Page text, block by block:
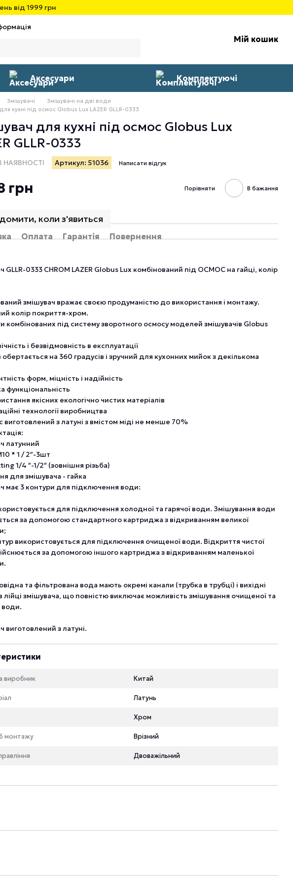
від 1999 грн
Мій кошик
Аксесуари Комплектуючі
Змішувачі
Змішувачі на дві води
кухні під осмос Globus Lux LAZER GLLR-0333
для кухні під осмос Globus Lux
GLLR-0333
НАЯВНОСТІ Артикул: 51036 Написати відгук
грн Порівняти В бажання
коли з'явиться
Оплата Гарантія
Повернення
GLLR-0333 CHROM LAZER Globus Lux комбінований під ОСМОС на гайці, колір
змішувач вражає своєю продуманістю до використання і монтажу.
колір покриття-хром.
комбінованих під систему зворотного осмосу моделей змішувачів Globus
і безвідмовність в експлуатації
на 360 градусів і зручний для кухонних мийок з декількома
форм, міцність і надійність
функціональність
якісних екологічно чистих матеріалів
технології виробництва
виготовлений з латуні з вмістом міді не менше 70%
латунний
* 1 / 2″-3шт
1/4 ″-1/2″ (зовнішня різьба)
для змішувача - гайка
має 3 контури для підключення води:
для підключення холодної та гарячої води. Змішування води
за допомогою стандартного картриджа з відкриванням великої
використовується для підключення очищеної води. Відкриття чистої
за допомогою іншого картриджа з відкриванням маленької
та фільтрована вода мають окремі канали (трубка в трубці) і вихідні
лійці змішувача, що повністю виключає можливість змішування очищеної та
води.
виготовлений з латуні.
виробник Китай
Латунь
Хром
монтажу Врізний
Двоважільний